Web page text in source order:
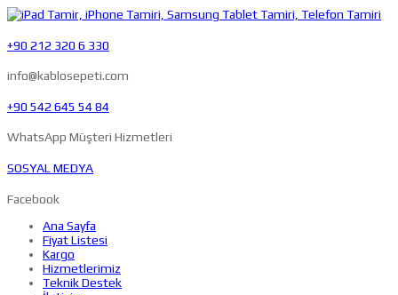
+90 212 320 6 330
info@kablosepeti.com
+90 542 645 54 84
WhatsApp Müşteri Hizmetleri
SOSYAL MEDYA
Facebook
Ana Sayfa
Fiyat Listesi
Kargo
Hizmetlerimiz
Teknik Destek